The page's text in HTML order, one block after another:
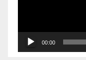
00:00